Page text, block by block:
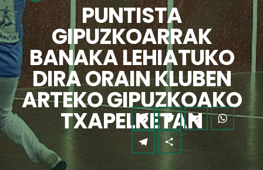
PUNTISTA
GIPUZKOARRAK
BANAKA LEHIATUKO
DIRA ORAIN KLUBEN
ARTEKO GIPUZKOAKO
TXAPELKETAN